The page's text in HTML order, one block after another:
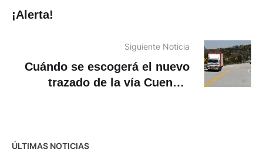
¡Alerta!
Siguiente Noticia
Cuándo se escogerá el nuevo
trazado de la vía Cuenca-
ÚLTIMAS NOTICIAS